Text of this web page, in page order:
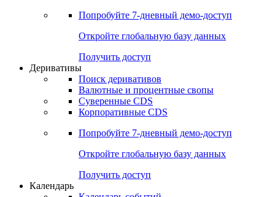
Попробуйте 7-дневный демо-доступ
Откройте глобальную базу данных
Получить доступ
Деривативы
Поиск деривативов
Валютные и процентные свопы
Суверенные CDS
Корпоративные CDS
Попробуйте 7-дневный демо-доступ
Откройте глобальную базу данных
Получить доступ
Календарь